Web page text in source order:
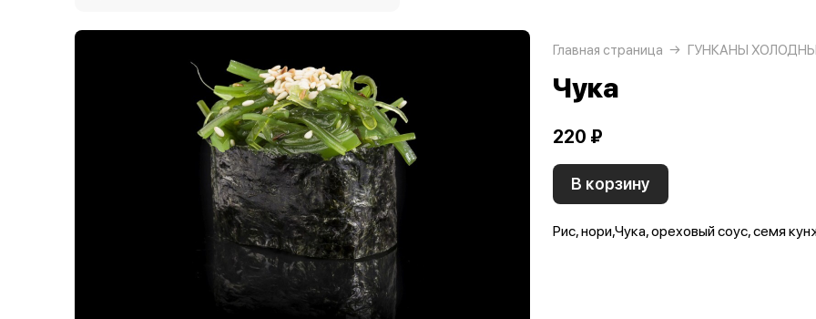
Главная страница ГУНКАНЫ
Чука
220 ₽
В корзину
Рис, нори,Чука, ореховый соус, семя